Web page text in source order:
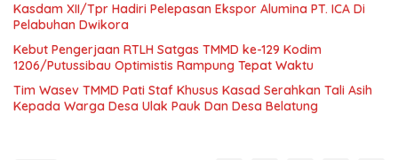
Kasdam XII/Tpr Hadiri Pelepasan Ekspor Alumina PT. ICA Di
Pelabuhan Dwikora
Kebut Pengerjaan RTLH Satgas TMMD ke-129 Kodim
1206/Putussibau Optimistis Rampung Tepat Waktu
Tim Wasev TMMD Pati Staf Khusus Kasad Serahkan Tali Asih
Kepada Warga Desa Ulak Pauk Dan Desa Belatung